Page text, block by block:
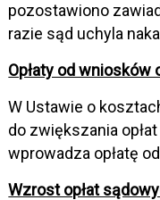
pozostawiono
razie sąd uchyla
Opłaty od wniosków
W Ustawie o
do zwiększania
wprowadza opłatę
Wzrost opłat